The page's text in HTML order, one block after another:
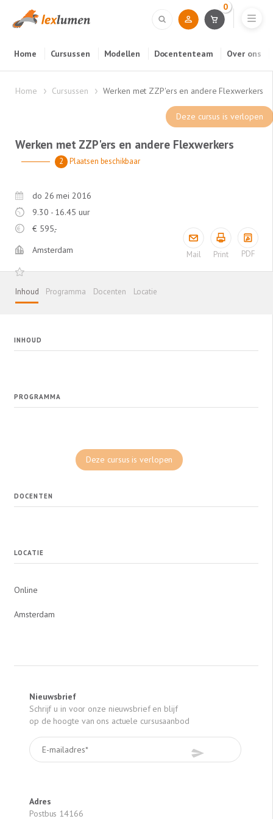
Home Cursussen Modellen Docententeam Over ons
0
Home Cursussen Werken met ZZP'ers en andere Flexwerkers
Deze cursus is verlopen
Werken met ZZP'ers en andere Flexwerkers
2 Plaatsen beschikbaar
do 26 mei 2016
9.30 - 16.45 uur
€ 595,-
Amsterdam
Inhoud Programma Docenten Locatie
Mail Print PDF
INHOUD
PROGRAMMA
Deze cursus is verlopen
DOCENTEN
LOCATIE
Online
Amsterdam
Nieuwsbrief
Schrijf u in voor onze nieuwsbrief en blijf
op de hoogte van ons actuele cursusaanbod
Adres
Postbus 14166